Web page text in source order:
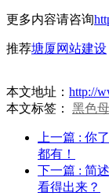
更多内容请咨询
推荐塘厦网站建设
本文地址： http://
本文标签： 黑色
上一篇 : 你
都有！
下一篇 : 简
看得出来？